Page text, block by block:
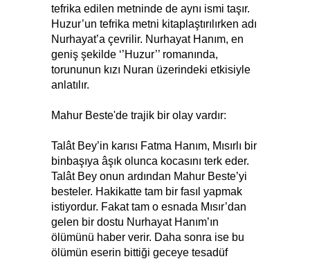
tefrika edilen metninde de aynı ismi taşır.
Huzur’un tefrika metni kitaplaştırılırken adı
Nurhayat’a çevrilir. Nurhayat Hanım, en
geniş şekilde ‘’Huzur’’ romanında,
torununun kızı Nuran üzerindeki etkisiyle
anlatılır.
Mahur Beste'de trajik bir olay vardır:
Talât Bey’in karısı Fatma Hanım, Mısırlı bir
binbaşıya âşık olunca kocasını terk eder.
Talât Bey onun ardından Mahur Beste’yi
besteler. Hakikatte tam bir fasıl yapmak
istiyordur. Fakat tam o esnada Mısır’dan
gelen bir dostu Nurhayat Hanım’ın
ölümünü haber verir. Daha sonra ise bu
ölümün eserin bittiği geceye tesadüf